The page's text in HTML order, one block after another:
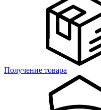
Получение товара